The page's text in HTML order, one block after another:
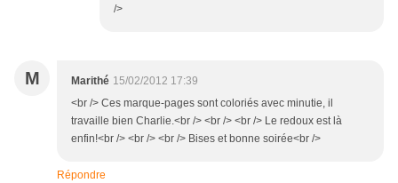
/>
M Marithé 15/02/2012 17:39
<br /> Ces marque-pages sont coloriés avec minutie, il
travaille bien Charlie.<br /> <br /> <br /> Le redoux est là
enfin!<br /> <br /> <br /> Bises et bonne soirée<br />
Répondre